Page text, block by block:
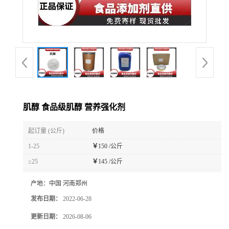
肌醇 食品级肌醇 营养强化剂
起订量 (公斤) 价格
1-25 ￥ 150 /公斤
≥25 ￥ 145 /公斤
产地： 中国 河南郑州
发布日期： 2022-06-28
更新日期： 2026-08-06